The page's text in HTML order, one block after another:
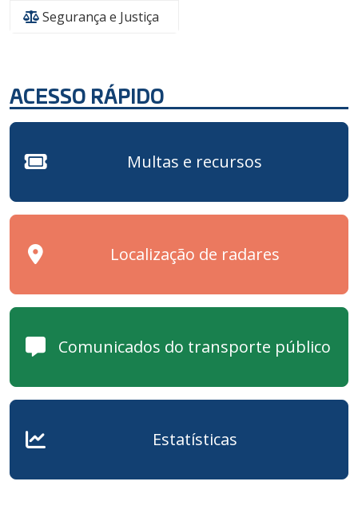
Segurança e Justiça
ACESSO RÁPIDO
Multas e recursos
Localização de radares
Comunicados do transporte público
Estatísticas